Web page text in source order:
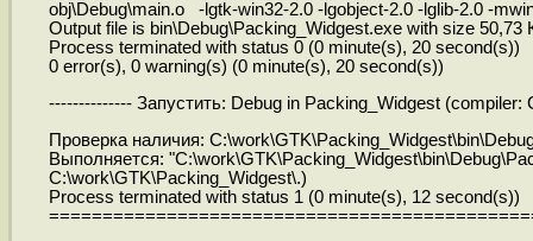
obj\Debug\main.o -lgtk-win32-2.0 -lgobject-2.0 -lglib-2.0 -
Output file is bin\Debug\Packing_Widgest.exe with size 50,73
Process terminated with status 0 (0 minute(s), 20 second(s))
0 error(s), 0 warning(s) (0 minute(s), 20 second(s))
-------------- Запустить: Debug in Packing_Widgest
Проверка наличия:
Выполняется:
C:\work\GTK\Packing_Widgest\.)
Process terminated with status 1 (0 minute(s), 12 second(s))